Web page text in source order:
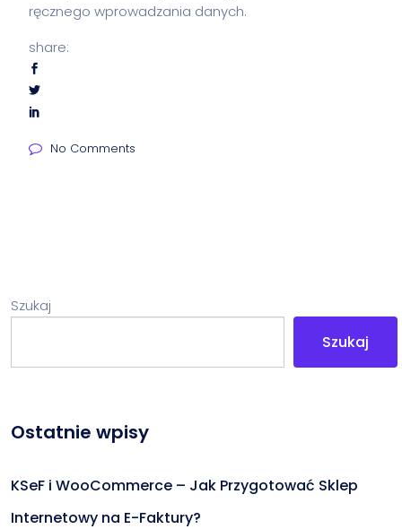
ręcznego wprowadzania danych.
share:
No Comments
Szukaj
Szukaj
Ostatnie wpisy
KSeF i WooCommerce – Jak Przygotować Sklep
Internetowy na E-Faktury?